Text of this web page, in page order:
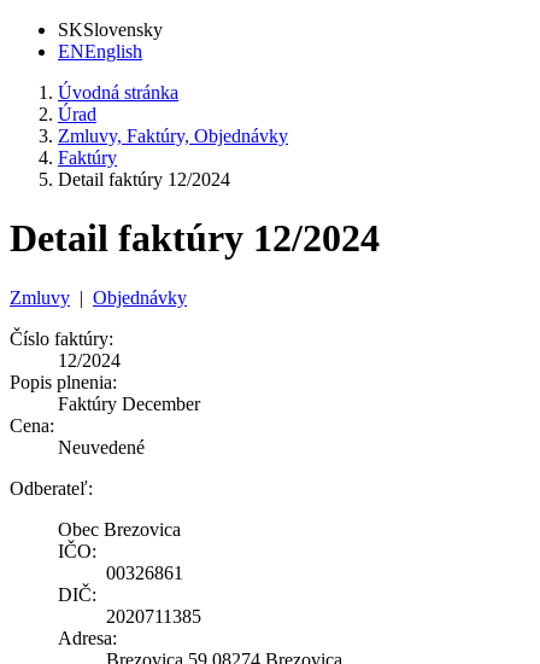
SKSlovensky
ENEnglish
Úvodná stránka
Úrad
Zmluvy, Faktúry, Objednávky
Faktúry
Detail faktúry 12/2024
Detail faktúry 12/2024
Zmluvy | Objednávky
Číslo faktúry:
12/2024
Popis plnenia:
Faktúry December
Cena:
Neuvedené
Odberateľ:
Obec Brezovica
IČO:
00326861
DIČ:
2020711385
Adresa:
Brezovica 59 08274 Brezovica